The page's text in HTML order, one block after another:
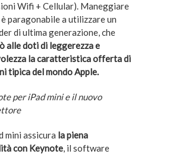
Wifi + Cellular). Maneggiare
è paragonabile a utilizzare un
di ultima generazione, che
alle doti di leggerezza e
la caratteristica offerta di
tipica del mondo Apple.
per iPad mini e il nuovo
mini assicura la piena
con Keynote, il software